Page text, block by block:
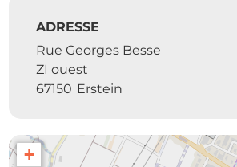
ADRESSE
Rue Georges Besse
ZI ouest
67150 Erstein
+